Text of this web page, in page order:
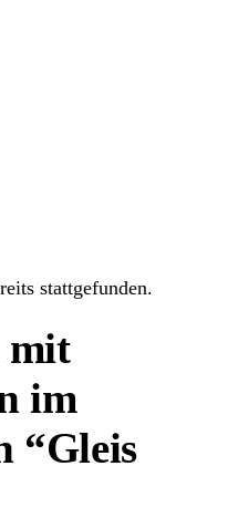
stattgefunden.
mit
im
“Gleis